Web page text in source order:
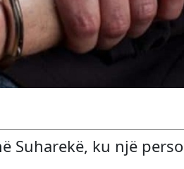
Suharekë, ku një